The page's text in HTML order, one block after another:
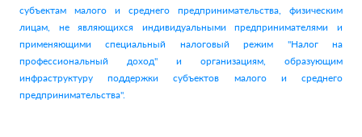
субъектам малого и среднего предпринимательства, физическим
лицам, не являющихся индивидуальными предпринимателями и
применяющими специальный налоговый режим "Налог на
профессиональный доход" и организациям, образующим
инфраструктуру поддержки субъектов малого и среднего
предпринимательства".